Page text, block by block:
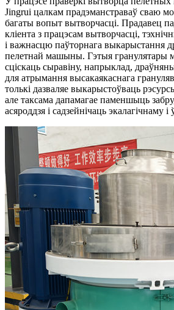
Jingrui цалкам прадэманстраваў сваю
багаты вопыт вытворчасці. Прадавец
кліента з працэсам вытворчасці,
і важнасцю паўторнага выкарыстання
пелетнай машыны. Гэтыя гранулятары
сціскаць сыравіну, напрыклад,
для атрымання высакаякаснага
толькі дазваляе выкарыстоўваць
але таксама дапамагае паменшыць
асяроддзя і садзейнічаць экалагічнаму